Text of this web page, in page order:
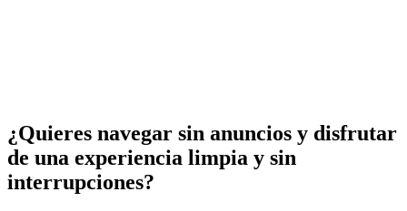
¿Quieres navegar sin anuncios y disfrutar
de una experiencia limpia y sin
interrupciones?